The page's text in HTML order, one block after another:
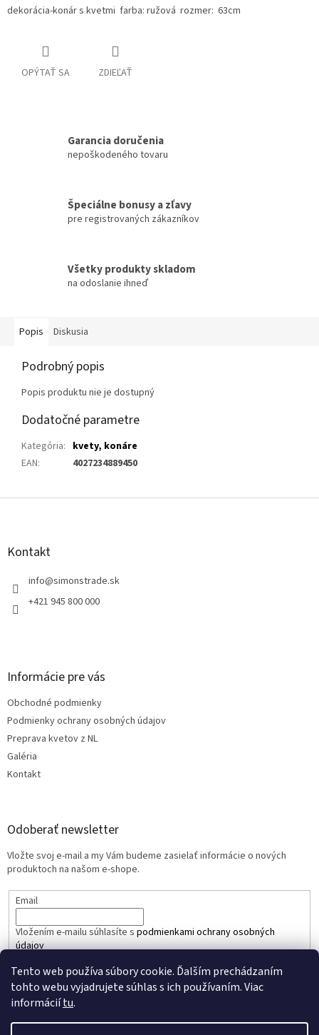
Tento web používa súbory cookie. Ďalším prechádzaním
tohto webu vyjadrujete súhlas s ich používaním. Viac
informáciítu.
dekorácia-konár s kvetmi farba: ružová rozmer: 63cm
OPÝTAŤ SA ZDIEĽAŤ
Garancia doručenia
nepoškodeného tovaru
Špeciálne bonusy a zľavy
pre registrovaných zákazníkov
Všetky produkty skladom
na odoslanie ihneď
Popis Diskusia
Podrobný popis
Popis produktu nie je dostupný
Dodatočné parametre
Kategória: kvety, konáre
EAN: 4027234889450
Z
Kontakt
info@simonstrade.sk
+421 945 800 000
Informácie pre vás
Obchodné podmienky
Podmienky ochrany osobných údajov
Preprava kvetov z NL
Galéria
Kontakt
Odoberať newsletter
Vložte svoj e-mail a my Vám budeme zasielať informácie o nových
produktoch na našom e-shope.
Email
Vložením e-mailu súhlasíte s podmienkami ochrany osobných
údajov
PRIHLÁSIŤ SA